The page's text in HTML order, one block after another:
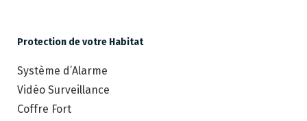
Protection de votre Habitat
Système d’Alarme
Vidéo Surveillance
Coffre Fort